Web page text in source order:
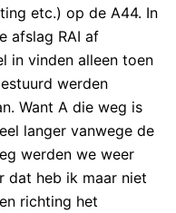
etc.) op de A44. In
afslag RAI af
in vinden alleen toen
werden
Want A die weg is
langer vanwege de
werden we weer
dat heb ik maar niet
richting het